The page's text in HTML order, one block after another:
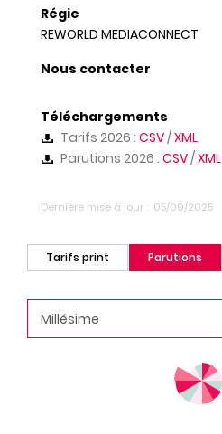
Régie
REWORLD MEDIACONNECT
Nous contacter
Téléchargements
Tarifs 2026 : CSV/XML
Parutions 2026 : CSV/XML
Dernière mise à jour 05/09/2025
Tarifs print
(onglet
Parutions